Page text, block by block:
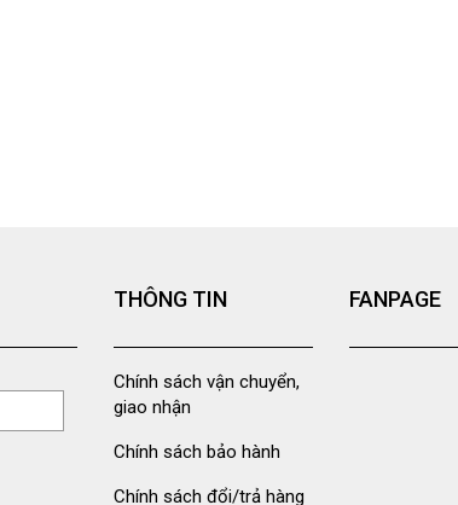
THÔNG TIN
Chính sách vận chuyển,
giao nhận
Chính sách bảo hành
Chính sách đổi/trả hàng
FANPAGE